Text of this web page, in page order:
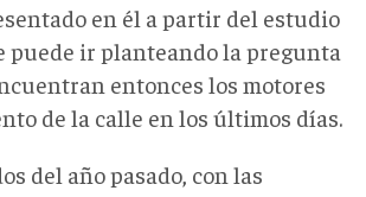
en él a partir del estudio
puede ir planteando la pregunta
entonces los motores
de la calle en los últimos días.
del año pasado, con las